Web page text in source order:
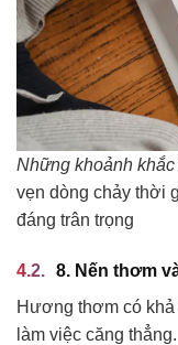
Những khoảnh
vẹn dòng chảy thời
đáng trân trọng
8. Nến thơm
Hương thơm có
làm việc căng thẳng.